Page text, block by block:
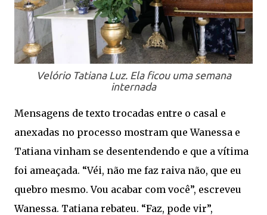
Velório Tatiana Luz. Ela ficou uma semana
internada
Mensagens de texto trocadas entre o casal e
anexadas no processo mostram que Wanessa e
Tatiana vinham se desentendendo e que a vítima
foi ameaçada. “Véi, não me faz raiva não, que eu
quebro mesmo. Vou acabar com você”, escreveu
Wanessa. Tatiana rebateu. “Faz, pode vir”,